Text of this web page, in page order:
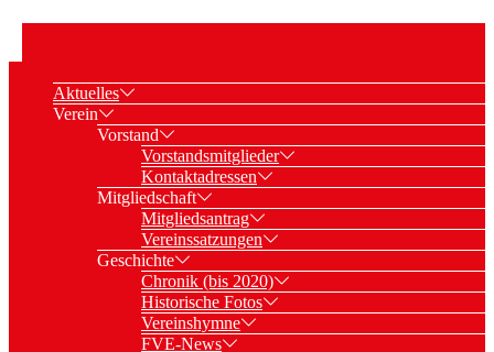
Aktuelles
Verein
Vorstand
Vorstandsmitglieder
Kontaktadressen
Mitgliedschaft
Mitgliedsantrag
Vereinssatzungen
Geschichte
Chronik (bis 2020)
Historische Fotos
Vereinshymne
FVE-News